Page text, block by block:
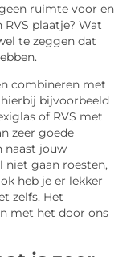
ruimte voor en
plaatje? Wat
te zeggen dat
combineren met
bijvoorbeeld
of RVS met
zeer goede
naast jouw
niet gaan roesten,
heb je er lekker
zelfs. Het
met het door ons